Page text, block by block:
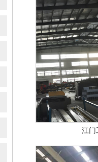
江门